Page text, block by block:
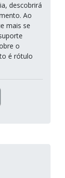
descobrirá
Ao
mais se
o
é rótulo